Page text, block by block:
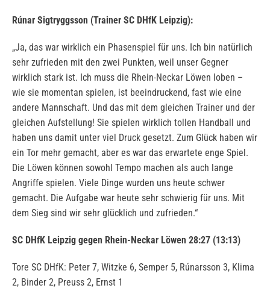
Rúnar Sigtryggsson (Trainer SC DHfK Leipzig):
„Ja, das war wirklich ein Phasenspiel für uns. Ich bin natürlich
sehr zufrieden mit den zwei Punkten, weil unser Gegner
wirklich stark ist. Ich muss die Rhein-Neckar Löwen loben –
wie sie momentan spielen, ist beeindruckend, fast wie eine
andere Mannschaft. Und das mit dem gleichen Trainer und der
gleichen Aufstellung! Sie spielen wirklich tollen Handball und
haben uns damit unter viel Druck gesetzt. Zum Glück haben wir
ein Tor mehr gemacht, aber es war das erwartete enge Spiel.
Die Löwen können sowohl Tempo machen als auch lange
Angriffe spielen. Viele Dinge wurden uns heute schwer
gemacht. Die Aufgabe war heute sehr schwierig für uns. Mit
dem Sieg sind wir sehr glücklich und zufrieden.“
SC DHfK Leipzig gegen Rhein-Neckar Löwen 28:27 (13:13)
Tore SC DHfK: Peter 7, Witzke 6, Semper 5, Rúnarsson 3, Klima
2, Binder 2, Preuss 2, Ernst 1